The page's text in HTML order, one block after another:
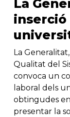
La
inserció
La
Qualitat del
convoca un
laboral dels
obtingudes
presentar la